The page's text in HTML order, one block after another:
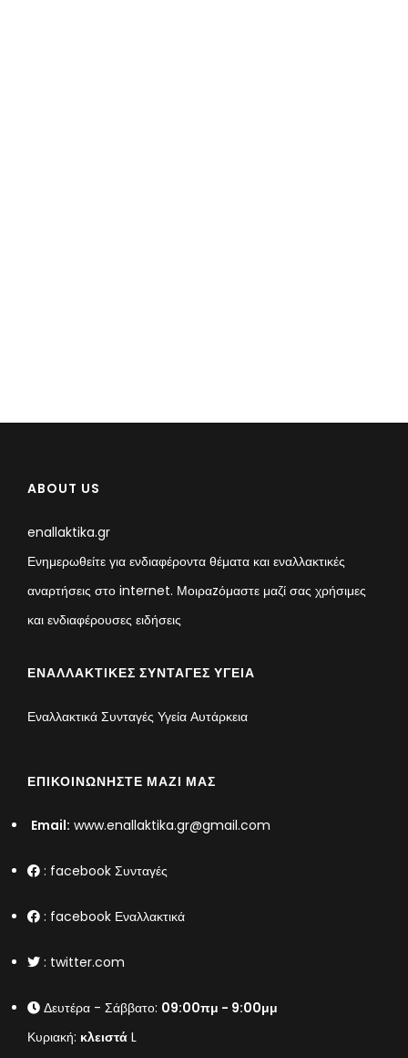
ABOUT US
enallaktika.gr
Ενημερωθείτε για ενδιαφέροντα θέματα και εναλλακτικές
αναρτήσεις στο internet. Μοιραzόμαστε μαζί σας χρήσιμες
και ενδιαφέρουσες ειδήσεις
ΕΝΑΛΛΑΚΤΙΚΈΣ ΣΥΝΤΑΓΈΣ ΥΓΕΊΑ
Εναλλακτικά Συνταγές Υγεία Αυτάρκεια
ΕΠΙΚΟΙΝΩΝΉΣΤΕ ΜΑΖΊ ΜΑΣ
Email: www.enallaktika.gr@gmail.com
: facebook Συνταγές
: facebook Εναλλακτικά
: twitter.com
Δευτέρα - Σάββατο: 09:00πμ - 9:00μμ
Κυριακή: κλειστά L